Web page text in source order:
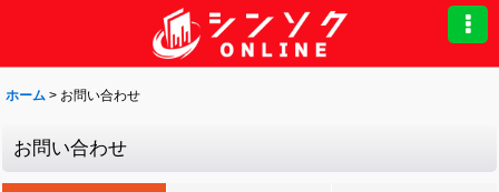
ホーム > お問い合わせ
お問い合わせ